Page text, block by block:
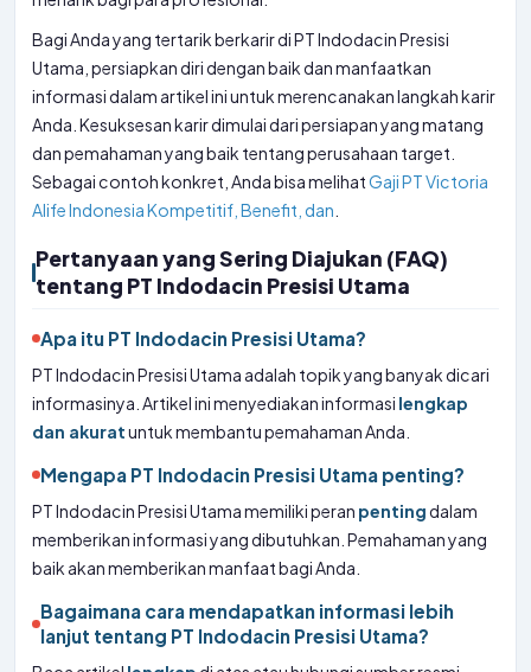
Bagi Anda yang tertarik berkarir di PT Indodacin Presisi
Utama, persiapkan diri dengan baik dan manfaatkan
informasi dalam artikel ini untuk merencanakan langkah karir
Anda. Kesuksesan karir dimulai dari persiapan yang matang
dan pemahaman yang baik tentang perusahaan target.
Sebagai contoh konkret, Anda bisa melihatGaji PT Victoria
Alife Indonesia Kompetitif, Benefit, dan
Pertanyaan yang Sering Diajukan (FAQ)
tentang PT Indodacin Presisi Utama
Apa itu PT Indodacin Presisi Utama?
PT Indodacin Presisi Utama adalah topik yang banyak dicari
informasinya. Artikel ini menyediakan informasi lengkap
dan akuratuntuk membantu pemahaman Anda.
Mengapa PT Indodacin Presisi Utama penting?
PT Indodacin Presisi Utama memiliki peran pentingdalam
memberikan informasi yang dibutuhkan. Pemahaman yang
baik akan memberikan manfaat bagi Anda.
Bagaimana cara mendapatkan informasi lebih
lanjut tentang PT Indodacin Presisi Utama?